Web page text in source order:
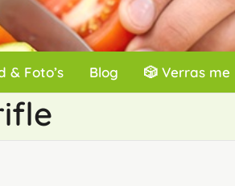
& Foto’s Blog 🎲 Verras me